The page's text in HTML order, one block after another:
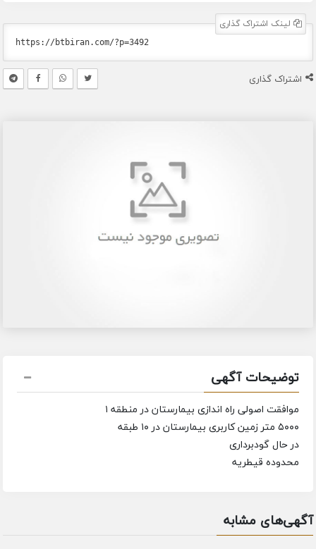
لینک اشتراک گذاری
اشتراک گذاری
توضیحات آگهی
موافقت اصولی راه اندازی بیمارستان در منطقه ۱
۵۰۰۰ متر زمین کاربری بیمارستان در ۱۰ طبقه
در حال گودبرداری
محدوده قیطریه
آگهی‌های مشابه